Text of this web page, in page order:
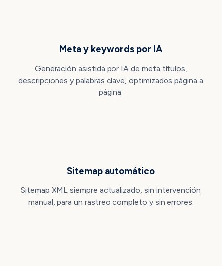
Meta y keywords por IA
Generación asistida por IA de meta títulos,
descripciones y palabras clave, optimizados página a
página.
Sitemap automático
Sitemap XML siempre actualizado, sin intervención
manual, para un rastreo completo y sin errores.